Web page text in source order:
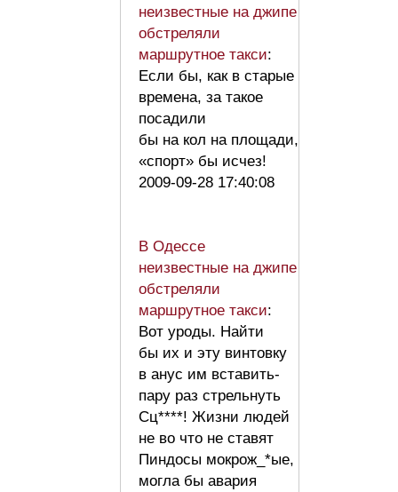
неизвестные на джипе
обстреляли
маршрутное такси:
Если бы, как в старые
времена, за такое
посадили
бы на кол на площади,
«спорт» бы исчез!
2009-09-28 17:40:08
В Одессе
неизвестные на джипе
обстреляли
маршрутное такси:
Вот уроды. Найти
бы их и эту винтовку
в анус им вставить-
пару раз стрельнуть
Сц****! Жизни людей
не во что не ставят
Пиндосы мокрож_*ые,
могла бы авария